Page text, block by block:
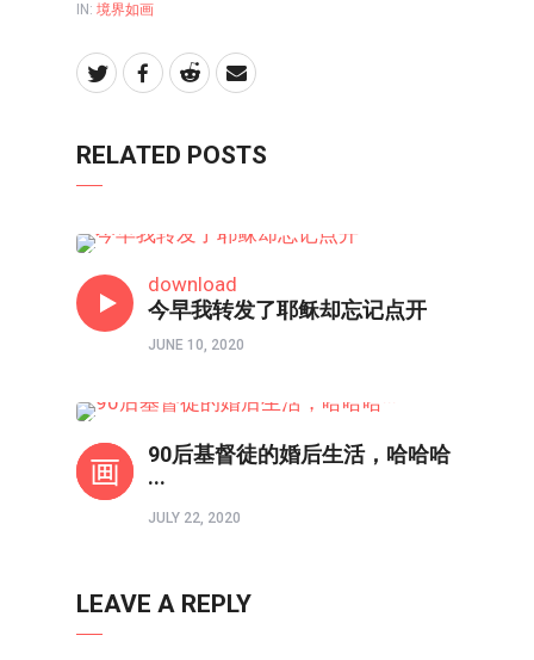
IN: 境界如画
RELATED POSTS
download
今早我转发了耶稣却忘记点开
JUNE 10, 2020
90后基督徒的婚后生活，哈哈哈
···
JULY 22, 2020
LEAVE A REPLY